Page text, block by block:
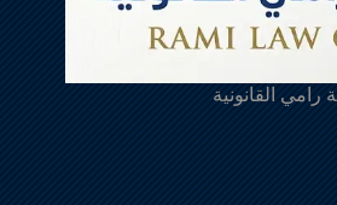
القانونية